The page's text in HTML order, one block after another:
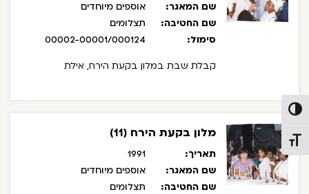
הפעל/כבה ניגודיות גבוהה
מתג גודל גופן
שם המאגר:
אוספים מיוחדים
שם החטיבה:
תצלומים
סימול:
00002-00001/000124
קבלת שבת במלון בקעת הירח, אילת
מלון בקעת הירח (11)
תאריך:
1991
שם המאגר:
אוספים מיוחדים
שם החטיבה:
תצלומים